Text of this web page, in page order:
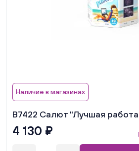
Наличие в магазинах
В7422 Салют "Лучшая работа"
4 130 ₽